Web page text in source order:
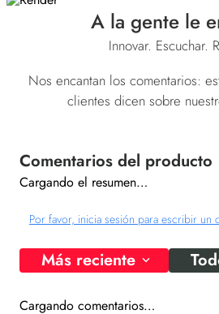
A la gente le
Innovar. Escuchar.
Nos encantan los comentarios:
clientes dicen sobre
Cargando el resumen…
Por favor, inicia sesión para escribir un
Más reciente
Cargando comentarios…